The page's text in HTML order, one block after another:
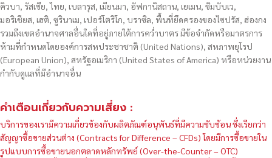
คิวบา, รัสเซีย, ไทย, เบลารุส, เมียนมา, อัฟกานิสถาน, เยเมน, ซิมบับเว,
มอริเชียส, เฮติ, ซูรินาเม, เปอร์โตริโก, บราซิล, พื้นที่ยึดครองของไซปรัส, ฮ่องกง
รวมถึงเขตอำนาจศาลอื่นใดที่อยู่ภายใต้การคว่ำบาตร มีข้อจำกัดหรือมาตรการ
ห้ามที่กำหนดโดยองค์การสหประชาชาติ (United Nations), สหภาพยุโรป
(European Union), สหรัฐอเมริกา (United States of America) หรือหน่วยงาน
กำกับดูแลที่มีอำนาจอื่น
คำเตือนเกี่ยวกับความเสี่ยง :
บริการของเรามีความเกี่ยวข้องกับผลิตภัณฑ์อนุพันธ์ที่มีความซับซ้อน ซึ่งเรียกว่า
สัญญาซื้อขายส่วนต่าง (Contracts for Difference – CFDs) โดยมีการซื้อขายใน
รูปแบบการซื้อขายนอกตลาดหลักทรัพย์ (Over-the-Counter – OTC)